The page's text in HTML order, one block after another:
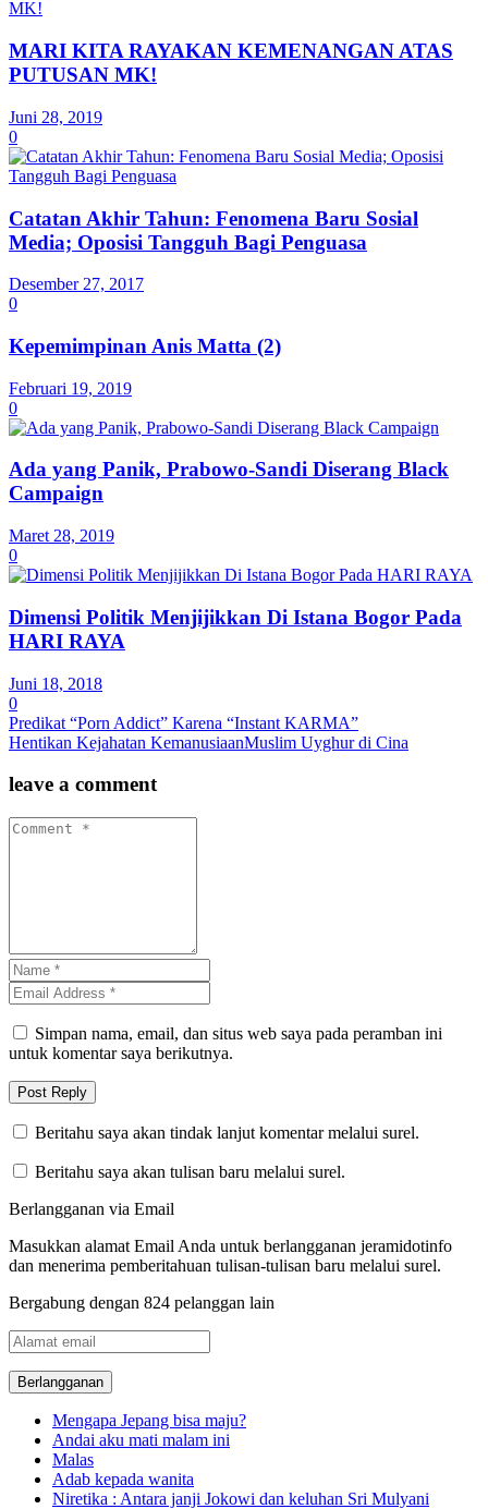
MARI KITA RAYAKAN KEMENANGAN ATAS
PUTUSAN MK!
Juni 28, 2019
0
Catatan Akhir Tahun: Fenomena Baru Sosial
Media; Oposisi Tangguh Bagi Penguasa
Desember 27, 2017
0
Kepemimpinan Anis Matta (2)
Februari 19, 2019
0
Ada yang Panik, Prabowo-Sandi Diserang Black
Campaign
Maret 28, 2019
0
Dimensi Politik Menjijikkan Di Istana Bogor Pada
HARI RAYA
Juni 18, 2018
0
Predikat “Porn Addict” Karena “Instant KARMA”
Hentikan Kejahatan KemanusiaanMuslim Uyghur di Cina
leave a comment
Simpan nama, email, dan situs web saya pada peramban ini
untuk komentar saya berikutnya.
Beritahu saya akan tindak lanjut komentar melalui surel.
Beritahu saya akan tulisan baru melalui surel.
Berlangganan via Email
Masukkan alamat Email Anda untuk berlangganan jeramidotinfo
dan menerima pemberitahuan tulisan-tulisan baru melalui surel.
Bergabung dengan 824 pelanggan lain
Alamat
email
Mengapa Jepang bisa maju?
Andai aku mati malam ini
Malas
Adab kepada wanita
Niretika : Antara janji Jokowi dan keluhan Sri Mulyani